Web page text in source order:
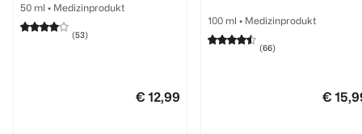
50 ml • Medizinprodukt
(53)
€ 12,99
100 ml • Medizinprodukt
(66)
€